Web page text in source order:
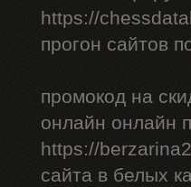
https://
прогон сайтов
промокод на
онлайн онлайн
https://
сайта в белых